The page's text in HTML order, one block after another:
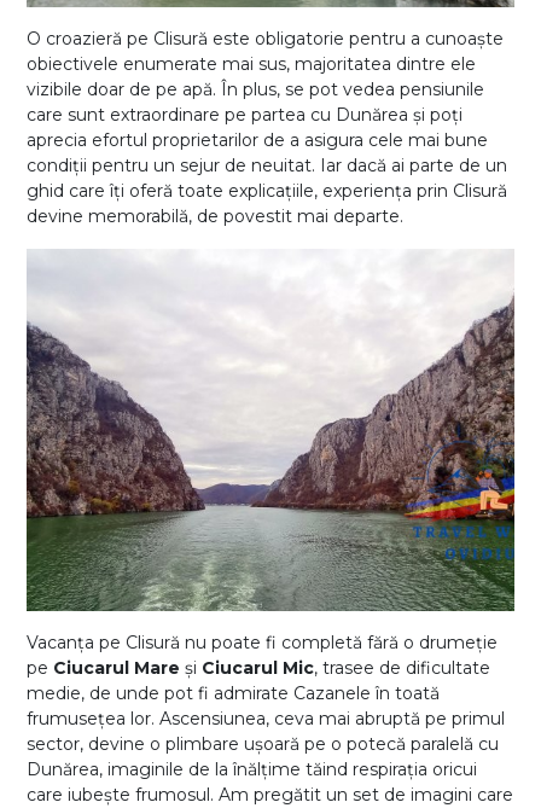
O croazieră pe Clisură este obligatorie pentru a cunoaște
obiectivele enumerate mai sus, majoritatea dintre ele
vizibile doar de pe apă. În plus, se pot vedea pensiunile
care sunt extraordinare pe partea cu Dunărea și poți
aprecia efortul proprietarilor de a asigura cele mai bune
condiții pentru un sejur de neuitat. Iar dacă ai parte de un
ghid care îți oferă toate explicațiile, experiența prin Clisură
devine memorabilă, de povestit mai departe.
Vacanța pe Clisură nu poate fi completă fără o drumeție
pe Ciucarul Mare și Ciucarul Mic, trasee de dificultate
medie, de unde pot fi admirate Cazanele în toată
frumusețea lor. Ascensiunea, ceva mai abruptă pe primul
sector, devine o plimbare ușoară pe o potecă paralelă cu
Dunărea, imaginile de la înălțime tăind respirația oricui
care iubește frumosul. Am pregătit un set de imagini care